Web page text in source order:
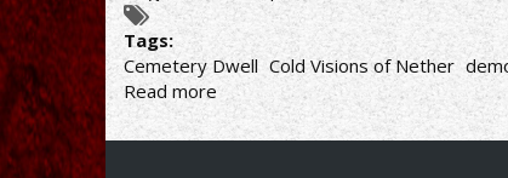
Tags:
Cemetery Dwell Cold Visions of Nether
Read more about
ΠΡΩΤΟ
DEMO